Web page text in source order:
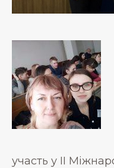
участь у ІІ